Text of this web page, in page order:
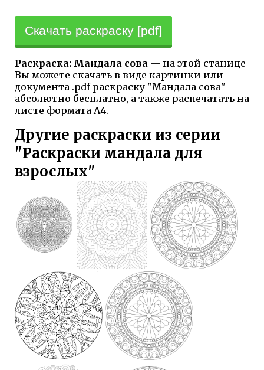
Скачать раскраску [pdf]
Раскраска: Мандала сова — на этой станице
Вы можете скачать в виде картинки или
документа .pdf раскраску "Мандала сова"
абсолютно бесплатно, а также распечатать на
листе формата А4.
Другие раскраски из серии
"Раскраски мандала для
взрослых"